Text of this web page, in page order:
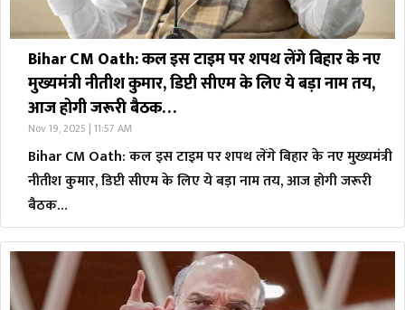
Bihar CM Oath: कल इस टाइम पर शपथ लेंगे बिहार के नए
मुख्यमंत्री नीतीश कुमार, डिप्टी सीएम के लिए ये बड़ा नाम तय,
आज होगी जरूरी बैठक…
Nov 19, 2025 | 11:57 AM
Bihar CM Oath: कल इस टाइम पर शपथ लेंगे बिहार के नए मुख्यमंत्री
नीतीश कुमार, डिप्टी सीएम के लिए ये बड़ा नाम तय, आज होगी जरूरी
बैठक…